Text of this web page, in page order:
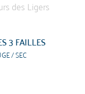
3 FAILLES
/ SEC